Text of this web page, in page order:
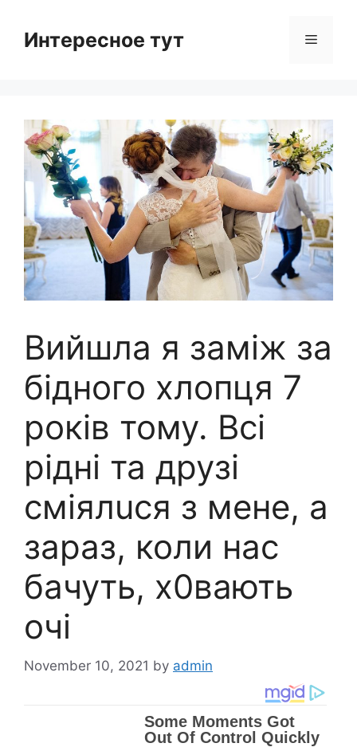
contentИнтересное тут Menu
Вийшла я заміж за
бідного хлопця 7
років тому. Всі
рідні та друзі
сміялuся з мене, а
зараз, коли нас
бачуть, х0вaють
очі
November 10, 2021 by admin